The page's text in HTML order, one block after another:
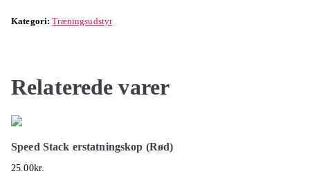
Kategori:Træningsudstyr
Relaterede varer
Speed Stack erstatningskop (Rød)
25.00kr.